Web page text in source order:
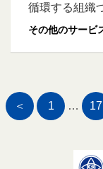
循環する組織
その他のサービ
＜
1 … 17